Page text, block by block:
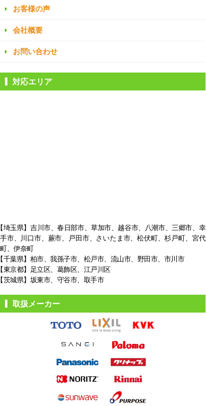
お客様の声
会社概要
お問い合わせ
対応エリア
埼玉県】吉川市、春日部市、草加市、越谷市、八潮市、三郷市、幸
手市、
川口市、蕨市、戸田市、さいたま市、松伏町、杉戸町、宮代
町、伊奈町
千葉県】柏市、我孫子市、松戸市、 流山市、野田市、市川市
東京都】足立区、葛飾区、江戸川区
茨城県】坂東市、守谷市、取手市
取扱メーカー